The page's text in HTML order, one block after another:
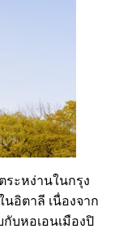
ะหง่านในกรุง
อิตาลี เนื่องจาก
กับหอเอนเมืองปิ